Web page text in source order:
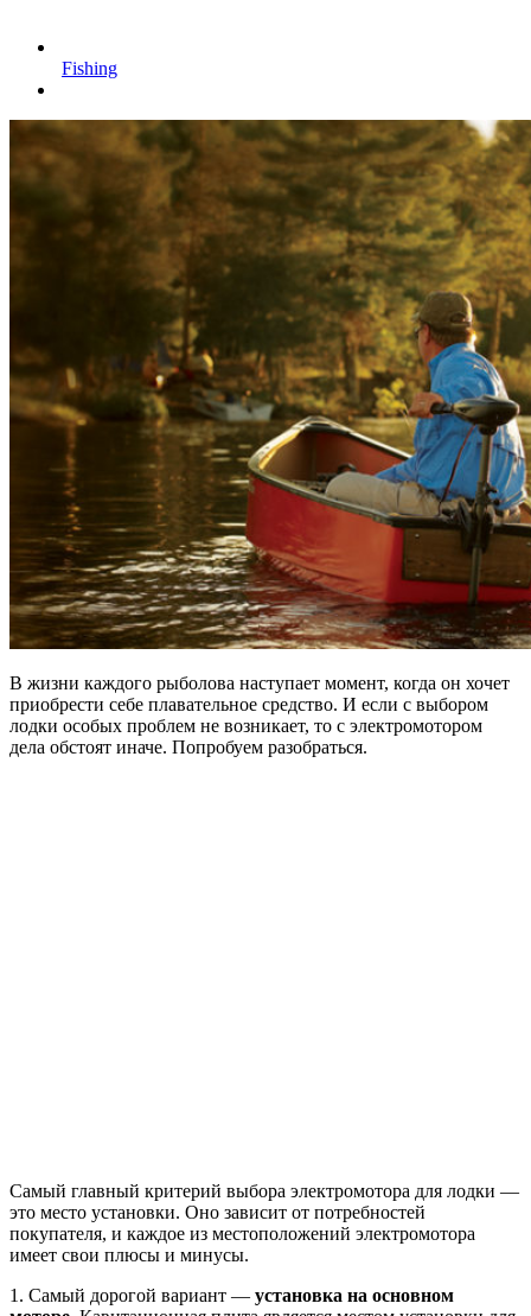
Fishing
В жизни каждого рыболова наступает момент, когда он хочет
приобрести себе плавательное средство. И если с выбором
лодки особых проблем не возникает, то с электромотором
дела обстоят иначе. Попробуем разобраться.
Самый главный критерий выбора электромотора для лодки —
это место установки. Оно зависит от потребностей
покупателя, и каждое из местоположений электромотора
имеет свои плюсы и минусы.
1. Самый дорогой вариант — установка на основном